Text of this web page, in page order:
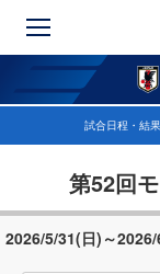
試合日程・結果
第52回
2026/5/31(日)～